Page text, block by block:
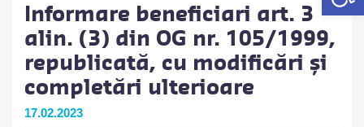
Informare beneficiari art. 3
alin. (3) din OG nr. 105/1999,
republicată, cu modificări și
completări ulterioare
17.02.2023